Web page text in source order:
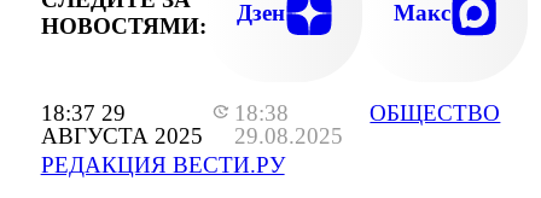
18:37 29
АВГУСТА 2025
18:38
29.08.2025
РЕДАКЦИЯ ВЕСТИ.РУ
ОБЩЕСТВО
НОВОСТЯМИ:
Дзен Макс